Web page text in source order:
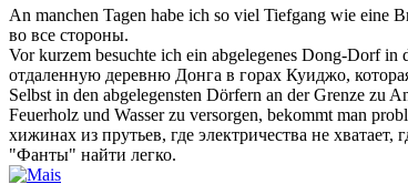
An manchen Tagen habe ich so viel Tiefgang wie eine
во все стороны.
Vor kurzem besuchte ich ein abgelegenes Dong-Dorf
отдаленную деревню Донга в горах Куиджо,
Selbst in den abgelegensten Dörfern an der Grenze zu
Feuerholz und Wasser zu versorgen, bekommt man
хижинах из прутьев, где электричества не
"Фанты" найти легко.